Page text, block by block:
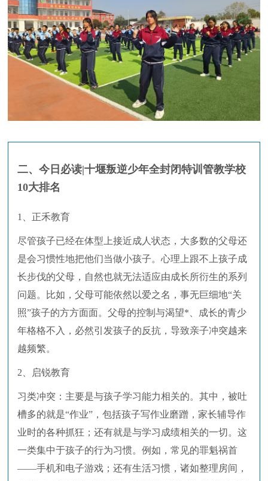
二、今日必读|十堰叛逆少年全封闭特训管教学校
10大排名
1、正禾教育
尽管孩子已经在体型上接近成人状态，大多数的父母还
是会习惯性地把他们当做小孩子。心理上跟不上孩子成
长步伐的父母，自然也就无法适应由成长所衍生的系列
问题。比如，父母可能依然以爱之名，事无巨细地“关
照”孩子的方方面面。父母的控制与渴望*、成长的青少
年格格不入，必然引发孩子的反抗，导致亲子冲突越来
越频繁。
2、启锐教育
习类冲突：主要是与孩子学习能力相关的。其中，被吐
槽多的就是“作业”，包括孩子写作业磨蹭，家长辅导作
业时的各种抓狂；还有就是与学习成绩相关的一切。这
一类集中于孩子的行为习惯。例如，常见的罪魁祸首
——手机和电子游戏；还有生活习惯，诸如整理房间，